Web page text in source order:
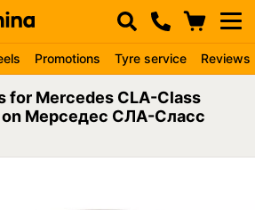
Promotions Tyre service Reviews
for Mercedes CLA-Class
on Мерседес СЛА-Сласс